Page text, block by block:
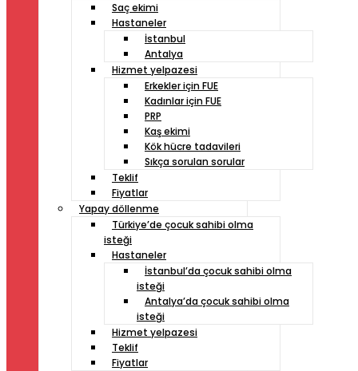
Saç ekimi
Hastaneler
İstanbul
Antalya
Hizmet yelpazesi
Erkekler için FUE
Kadınlar için FUE
PRP
Kaş ekimi
Kök hücre tadavileri
Sıkça sorulan sorular
Teklif
Fiyatlar
Yapay döllenme
Türkiye’de çocuk sahibi olma
isteği
Hastaneler
İstanbul’da çocuk sahibi olma
isteği
Antalya’da çocuk sahibi olma
isteği
Hizmet yelpazesi
Teklif
Fiyatlar